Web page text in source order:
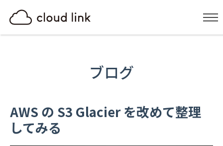
ブログ
AWS の S3 Glacier を改めて整理
してみる